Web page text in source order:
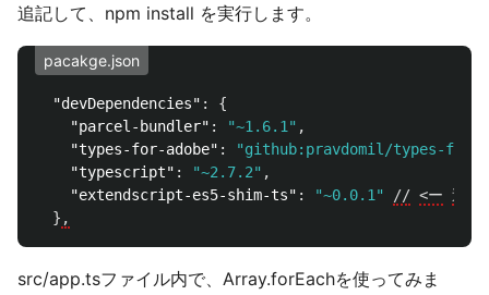
追記して、npm install を実行します。
pacakge.json
"devDependencies" :
{
"parcel-bundler" : "~1.6.1" ,
"types-for-adobe" :
"github:pravdomil/types-for-
"typescript" : "~2.7.2" ,
"extendscript-es5-shim-ts" : "~0.0.1" // <ー 追加
} ,
src/app.tsファイル内で、Array.forEachを使ってみま